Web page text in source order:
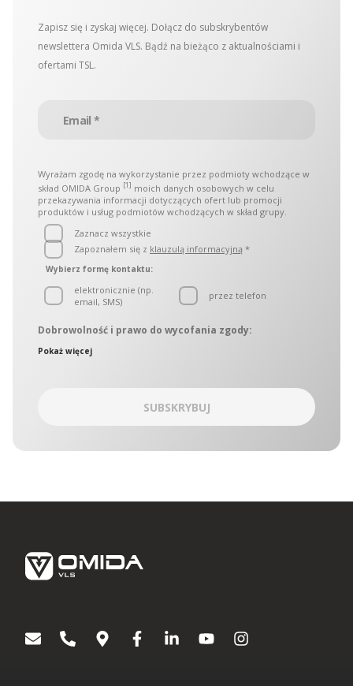
Zapisz się i zyskaj więcej. Dołącz do subskrybentów
newslettera Omida VLS. Bądź na bieżąco z aktualnościami i
ofertami TSL.
Wyrażam zgodę na wykorzystanie przez podmioty wchodzące w
skład OMIDA Group [1] moich danych osobowych w celu
przekazywania informacji dotyczących ofert lub promocji
produktów i usług podmiotów wchodzących w skład grupy.
Zaznacz wszystkie
Zapoznałem się z klauzulą informacyjną *
Wybierz formę kontaktu:
elektronicznie (np.
email, SMS)
przez telefon
Dobrowolność i prawo do wycofania zgody:
wchodzące w skład OMIDA Group, zwane w dalszej części
wspólny punkt kontaktowy, który obsługuje Inspektor ochrony
danych OMIDA Group. W sprawach ochrony danych
osobowych można się kontaktować z Administratorami:
korespondencyjnie – kierując zapytania na adres Aleja
możesz wycofać swoją zgodę lub sprzeciwić się
z Tobą aby przekazać Ci informacje lub wskazówki dotyczące
produktów lub usług Omida Group. Wyrażenie lub
wycofania.
Pokaż więcej
SUBSKRYBUJ